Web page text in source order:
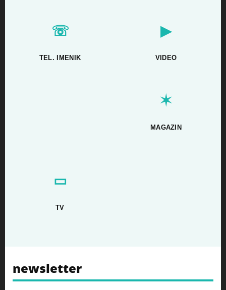
☏
TEL. IMENIK
▶
VIDEO
✶
MAGAZIN
▭
TV
newsletter